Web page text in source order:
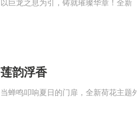
以巨龙之息为引，铸就璀璨华章！全
莲韵浮香
当蝉鸣叩响夏日的门扉，全新荷花主题